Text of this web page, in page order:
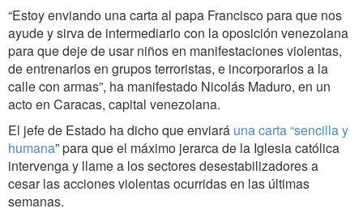
“Estoy enviando una carta al papa Francisco para que nos
ayude y sirva de intermediario con la oposición venezolana
para que deje de usar niños en manifestaciones violentas,
de entrenarlos en grupos terroristas, e incorporarlos a la
calle con armas”, ha manifestado Nicolás Maduro, en un
acto en Caracas, capital venezolana.
El jefe de Estado ha dicho que enviará una carta “sencilla y
humana” para que el máximo jerarca de la Iglesia católica
intervenga y llame a los sectores desestabilizadores a
cesar las acciones violentas ocurridas en las últimas
semanas.